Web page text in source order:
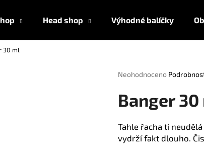
Head shop Výhodné balíčky
30 ml
Průměrné
produktu
je
5
hvězdiček.
Neohodnoceno
Banger 30
Tahle řacha ti
vydrží fakt dlouho.
Co potřebujete najít?
HLEDAT